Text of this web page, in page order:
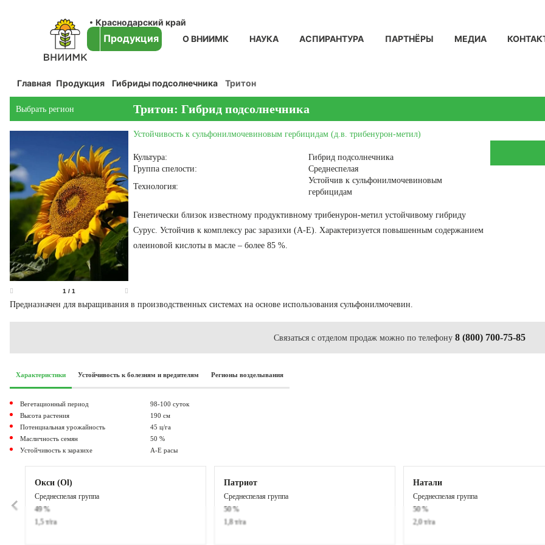
Краснодарский край
Продукция О ВНИИМК НАУКА АСПИРАНТУРА ПАРТНЁРЫ МЕДИА
Главная Продукция Гибриды подсолнечника Тритон
Выбрать регион Тритон: Гибрид подсолнечника
1 / 1
Устойчивость к сульфонилмочевиновым гербицидам (д.в. трибенурон-метил)
Культура:
Гибрид подсолнечника
Группа спелости:
Среднеспелая
Технология:
Устойчив к сульфонилмочевиновым
гербицидам
Генетически близок известному продуктивному трибенурон-метил устойчивому гибриду
Сурус. Устойчив к комплексу рас заразихи (А-Е). Характеризуется повышенным содержанием
олеиновой кислоты в масле – более 85 %.
Предназначен для выращивания в производственных системах на основе использования сульфонилмочевин.
Связаться с отделом продаж можно по телефону 8 (800) 700-75-85
Характеристики Устойчивость к болезням и вредителям Регионы возделывания
Вегетационный период
98-100 суток
Высота растения
190 см
Потенциальная урожайность
45 ц/га
Масличность семян
50 %
Устойчивость к заразихе
A-E расы
Окси (Ol)
Среднеспелая группа
49 %
1,5 т/га
Патриот
Среднеспелая группа
50 %
1,8 т/га
Натали
Среднеспелая группа
50 %
2,0 т/га